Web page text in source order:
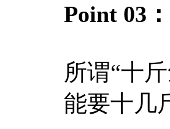
Point 03：
所谓“十
能要十几